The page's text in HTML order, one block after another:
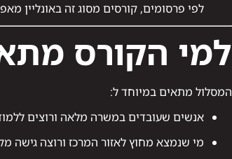
לפי פרסומים, קורסים מסוג זה באונליין
למי הקורס
המסלול מתאים במיוחד ל:
אנשים שעובדים במשרה מלאה ורוצים
מי שנמצא מחוץ לאזור המרכז ורוצה גישה